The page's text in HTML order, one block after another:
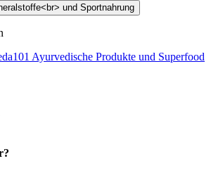
Ayurvedische Produkte und Superfood